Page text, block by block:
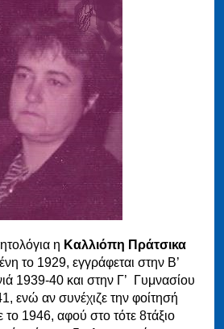
η Καλλιόπη Πράτσικα
το 1929, εγγράφεται στην Β’
1939-40 και στην Γ’ Γυμνασίου
ενώ αν συνέχιζε την φοίτησή
1946, αφού στο τότε 8τάξιο